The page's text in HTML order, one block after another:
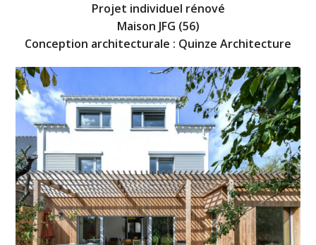
Projet individuel rénové
Maison JFG (56)
Conception architecturale : Quinze Architecture